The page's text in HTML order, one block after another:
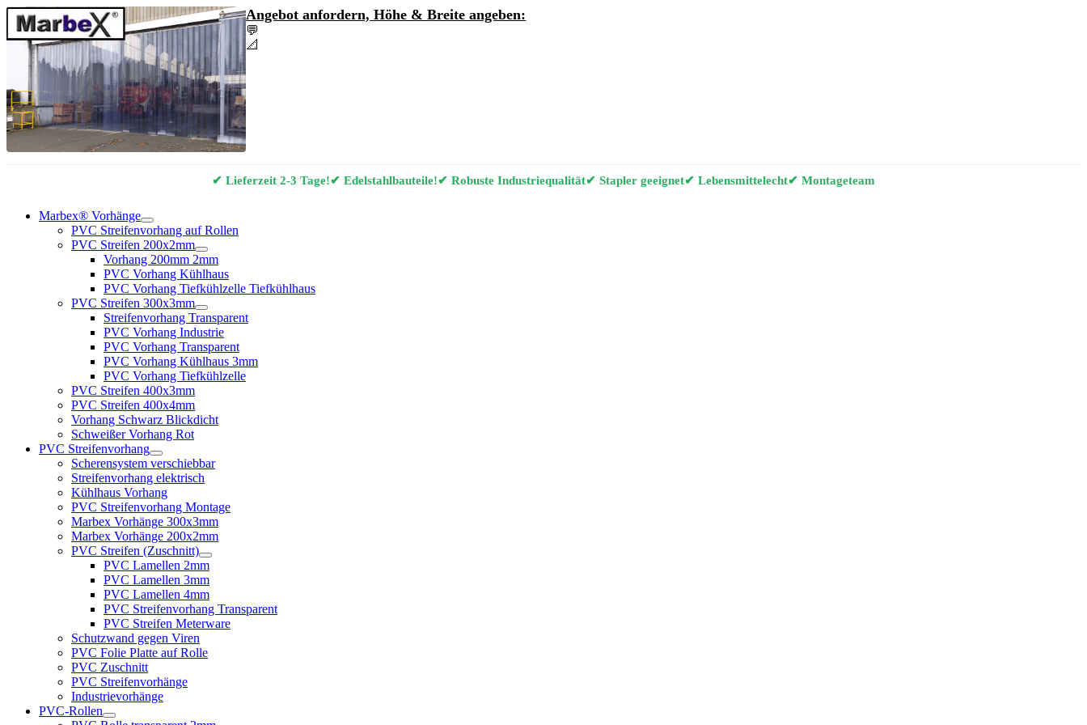
Angebot anfordern, Höhe & Breite angeben:
💬
📐
✔ Lieferzeit 2-3 Tage!✔ Edelstahlbauteile!✔ Robuste Industriequalität✔ Stapler geeignet✔ Lebensmittelecht✔ Montageteam
Marbex® Vorhänge
PVC Streifenvorhang auf Rollen
PVC Streifen 200x2mm
Vorhang 200mm 2mm
PVC Vorhang Kühlhaus
PVC Vorhang Tiefkühlzelle Tiefkühlhaus
PVC Streifen 300x3mm
Streifenvorhang Transparent
PVC Vorhang Industrie
PVC Vorhang Transparent
PVC Vorhang Kühlhaus 3mm
PVC Vorhang Tiefkühlzelle
PVC Streifen 400x3mm
PVC Streifen 400x4mm
Vorhang Schwarz Blickdicht
Schweißer Vorhang Rot
PVC Streifenvorhang
Scherensystem verschiebbar
Streifenvorhang elektrisch
Kühlhaus Vorhang
PVC Streifenvorhang Montage
Marbex Vorhänge 300x3mm
Marbex Vorhänge 200x2mm
PVC Streifen (Zuschnitt)
PVC Lamellen 2mm
PVC Lamellen 3mm
PVC Lamellen 4mm
PVC Streifenvorhang Transparent
PVC Streifen Meterware
Schutzwand gegen Viren
PVC Folie Platte auf Rolle
PVC Zuschnitt
PVC Streifenvorhänge
Industrievorhänge
PVC-Rollen